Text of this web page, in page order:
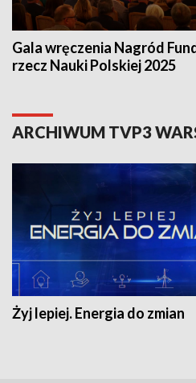
Gala wręczenia Nagród
rzecz Nauki Polskiej 2025
ARCHIWUM TVP3
Żyj lepiej. Energia do zmian